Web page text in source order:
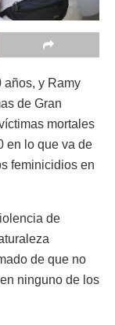
años, y Ramy
de Gran
mortales
en lo que va de
feminicidios en
de
de que no
ninguno de los